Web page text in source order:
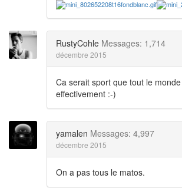
RustyCohle Messages: 1,714
décembre 2015
Ca serait sport que tout le
effectivement :-)
yamalen Messages: 4,997
décembre 2015
On a pas tous le matos.